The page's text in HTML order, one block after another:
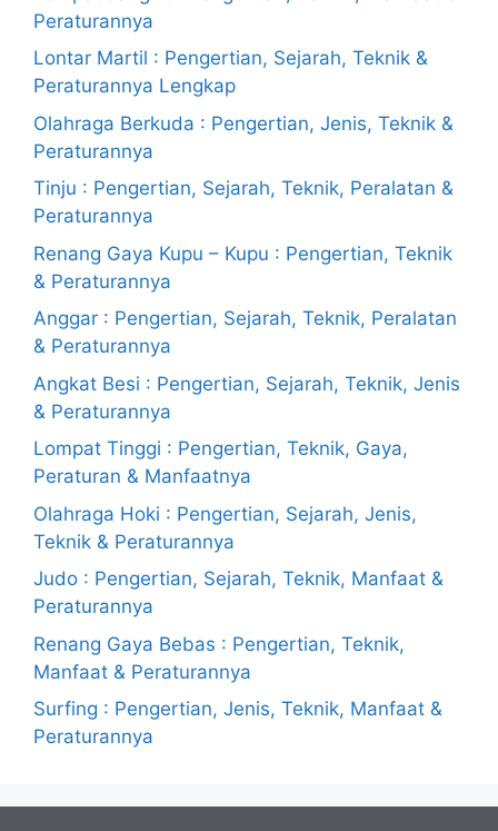
Peraturannya
Lontar Martil : Pengertian, Sejarah, Teknik &
Peraturannya Lengkap
Olahraga Berkuda : Pengertian, Jenis, Teknik &
Peraturannya
Tinju : Pengertian, Sejarah, Teknik, Peralatan &
Peraturannya
Renang Gaya Kupu – Kupu : Pengertian, Teknik
& Peraturannya
Anggar : Pengertian, Sejarah, Teknik, Peralatan
& Peraturannya
Angkat Besi : Pengertian, Sejarah, Teknik, Jenis
& Peraturannya
Lompat Tinggi : Pengertian, Teknik, Gaya,
Peraturan & Manfaatnya
Olahraga Hoki : Pengertian, Sejarah, Jenis,
Teknik & Peraturannya
Judo : Pengertian, Sejarah, Teknik, Manfaat &
Peraturannya
Renang Gaya Bebas : Pengertian, Teknik,
Manfaat & Peraturannya
Surfing : Pengertian, Jenis, Teknik, Manfaat &
Peraturannya